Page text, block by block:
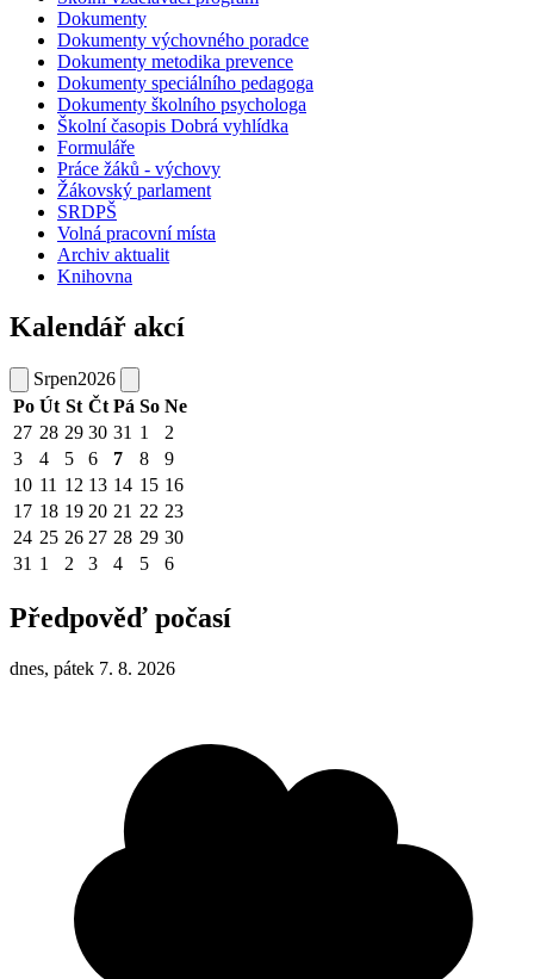
Dokumenty
Dokumenty výchovného poradce
Dokumenty metodika prevence
Dokumenty speciálního pedagoga
Dokumenty školního psychologa
Školní časopis Dobrá vyhlídka
Formuláře
Práce žáků - výchovy
Žákovský parlament
SRDPŠ
Volná pracovní místa
Archiv aktualit
Knihovna
Kalendář akcí
Srpen2026
Po Út St Čt Pá So Ne
27 28 29 30 31 1
2
3
4 5 6 7 8
9
10 11 12 13 14 15 16
17 18 19 20 21 22 23
24 25 26 27 28 29 30
31 1 2 3 4 5 6
Předpověď počasí
dnes, pátek 7. 8. 2026